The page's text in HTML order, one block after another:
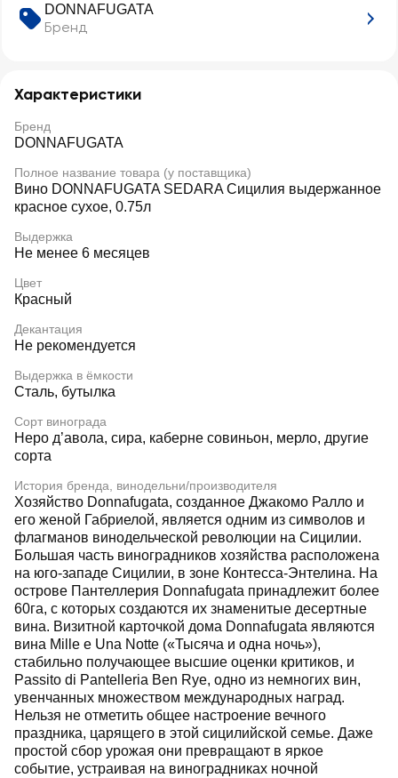
DONNAFUGATA
Бренд
Характеристики
Бренд
DONNAFUGATA
Полное название товара (у поставщика)
Вино DONNAFUGATA SEDARA Сицилия выдержанное
красное сухое, 0.75л
Выдержка
Не менее 6 месяцев
Цвет
Красный
Декантация
Не рекомендуется
Выдержка в ёмкости
Сталь, бутылка
Сорт винограда
Неро д’авола, сира, каберне совиньон, мерло, другие
сорта
История бренда, винодельни/производителя
Хозяйство Donnafugata, созданное Джакомо Ралло и
его женой Габриелой, является одним из символов и
флагманов винодельческой революции на Сицилии.
Большая часть виноградников хозяйства расположена
на юго-западе Сицилии, в зоне Контесса-Энтелина. На
острове Пантеллерия Donnafugata принадлежит более
60га, с которых создаются их знаменитые десертные
вина. Визитной карточкой дома Donnafugata являются
вина Mille e Una Notte («Тысяча и одна ночь»),
стабильно получающее высшие оценки критиков, и
Passito di Pantelleria Ben Rye, одно из немногих вин,
увенчанных множеством международных наград.
Нельзя не отметить общее настроение вечного
праздника, царящего в этой сицилийской семье. Даже
простой сбор урожая они превращают в яркое
событие, устраивая на виноградниках ночной